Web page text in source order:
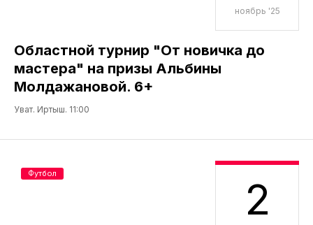
ноябрь '25
Областной турнир "От новичка до
мастера" на призы Альбины
Молдажановой. 6+
Уват. Иртыш. 11:00
2
Футбол